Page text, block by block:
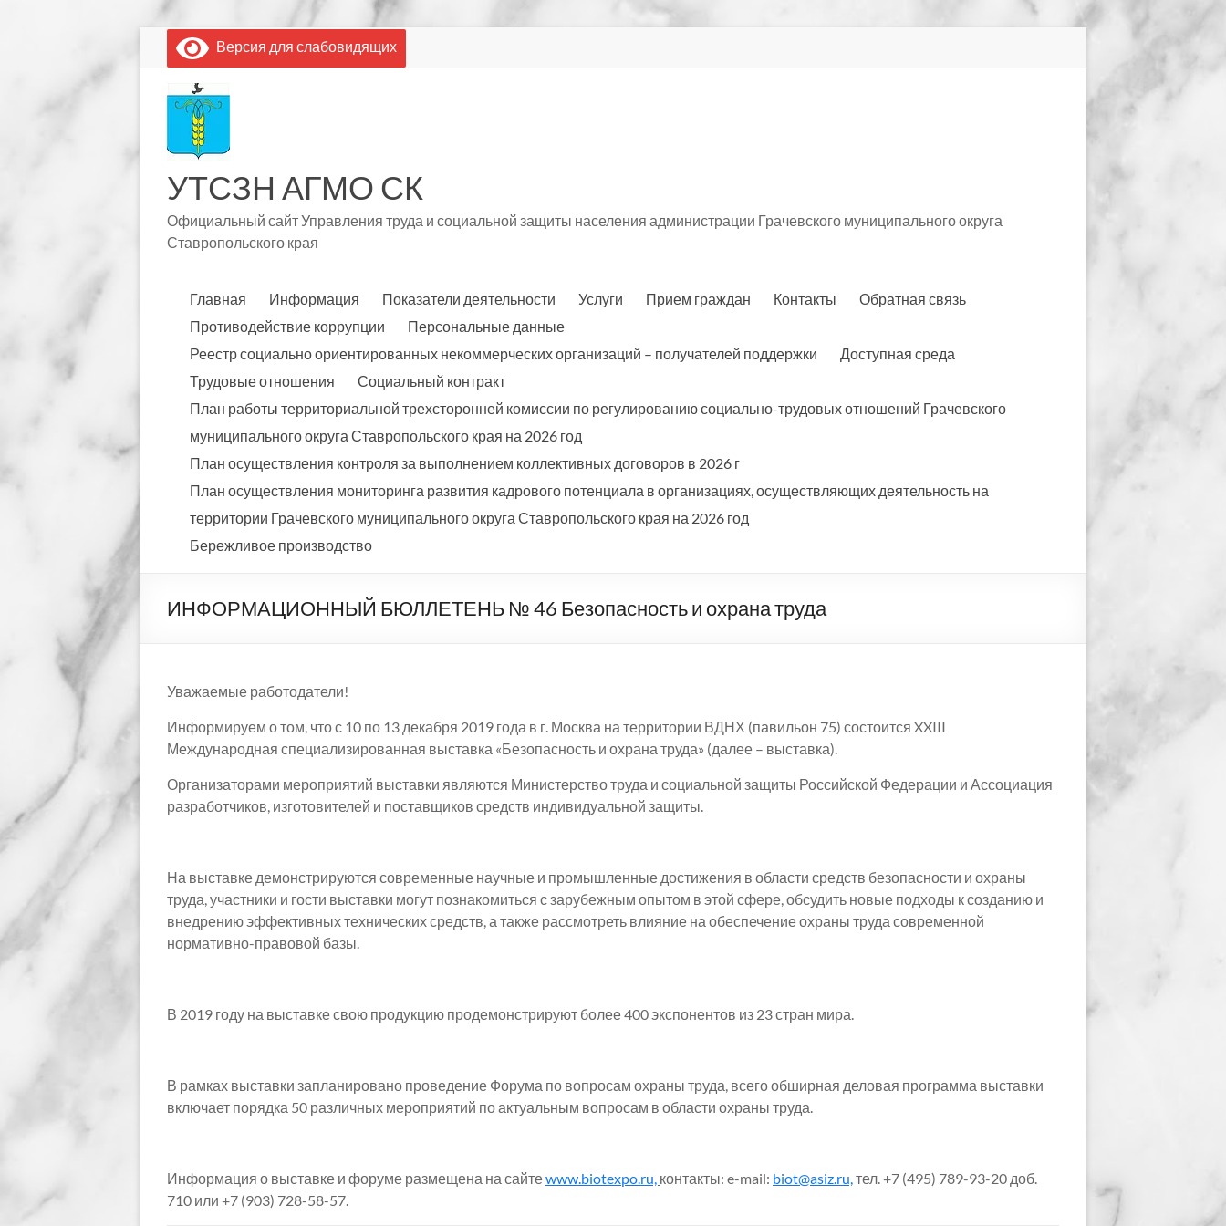
Перейти
содержимому
Версия для слабовидящих
УТСЗН АГМО СК
Официальный сайт Управления труда и социальной защиты населения администрации Грачевского муниципального округа
Ставропольского края
Главная Информация Показатели деятельности Услуги Прием граждан Контакты
Обратная связь
Противодействие коррупции
Персональные данные
Реестр социально ориентированных некоммерческих организаций – получателей поддержки
Доступная среда
Трудовые отношения
Социальный контракт
План работы территориальной трехсторонней комиссии по регулированию социально-трудовых отношений Грачевского
муниципального округа Ставропольского края на 2026 год
План осуществления контроля за выполнением коллективных договоров в 2026 г
План осуществления мониторинга развития кадрового потенциала в организациях, осуществляющих деятельность на
территории Грачевского муниципального округа Ставропольского края на 2026 год
Бережливое производство
ИНФОРМАЦИОННЫЙ БЮЛЛЕТЕНЬ № 46 Безопасность и охрана труда
Уважаемые работодатели!
Информируем о том, что с 10 по 13 декабря 2019 года в г. Москва на территории ВДНХ (павильон 75) состоится XXIII
Международная специализированная выставка «Безопасность и охрана труда» (далее – выставка).
Организаторами мероприятий выставки являются Министерство труда и социальной защиты Российской Федерации и Ассоциация
разработчиков, изготовителей и поставщиков средств индивидуальной защиты.
На выставке демонстрируются современные научные и промышленные достижения в области средств безопасности и охраны
труда, участники и гости выставки могут познакомиться с зарубежным опытом в этой сфере, обсудить новые подходы к созданию и
внедрению эффективных технических средств, а также рассмотреть влияние на обеспечение охраны труда современной
нормативно-правовой базы.
В 2019 году на выставке свою продукцию продемонстрируют более 400 экспонентов из 23 стран мира.
В рамках выставки запланировано проведение Форума по вопросам охраны труда, всего обширная деловая программа выставки
включает порядка 50 различных мероприятий по актуальным вопросам в области охраны труда.
Информация о выставке и форуме размещена на сайтеwww.biotexpo.ru, контакты: e-mail: biot@asiz.ru,тел. +7 (495) 789-93-20 доб.
710 или +7 (903) 728-58-57.